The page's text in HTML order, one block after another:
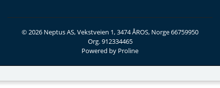
© 2026 Neptus AS, Vekstveien 1, 3474 ÅROS, Norge 66759950
Org. 912334465
Powered by Proline